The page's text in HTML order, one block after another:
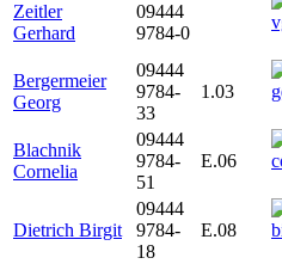
Zeitler
Gerhard
09444
9784-0
Bergermeier
Georg
09444
9784-
33
1.03
Blachnik
Cornelia
09444
9784-
51
E.06
Dietrich Birgit
09444
9784-
18
E.08